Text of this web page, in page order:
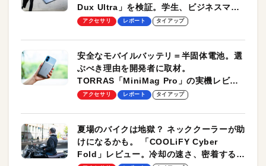
Dux Ultra」を検証。学生、ビジネスマン
のモバイルユースに最適！
アクセサリ レポート タイアップ
安全なモバイルバッテリ＝半固体電池。選
ぶべき理由を開発者に取材。
TORRAS「MiniMag Pro」の実機レビュ
ーも
アクセサリ レポート タイアップ
夏場のバイクは地獄？ ネッククーラーが助
けになるかも。 「COOLiFY Cyber
Fold」レビュー。冷却の速さ、密着する冷